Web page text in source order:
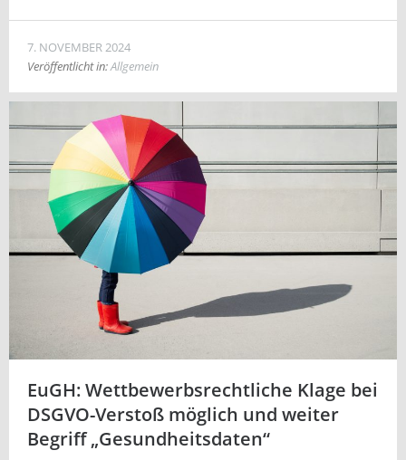
7. NOVEMBER 2024
Veröffentlicht in:Allgemein
EuGH: Wettbewerbsrechtliche Klage bei
DSGVO-Verstoß möglich und weiter
Begriff „Gesundheitsdaten“